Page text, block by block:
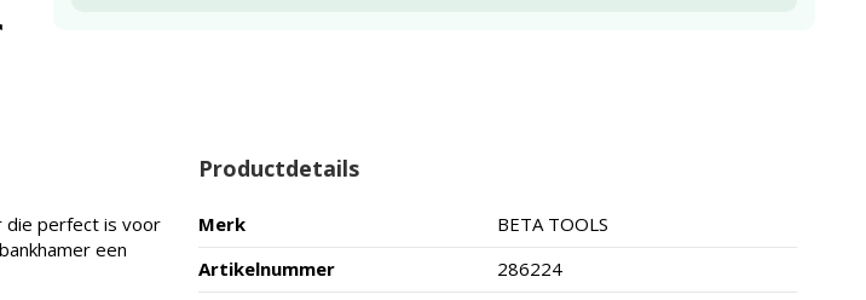
die perfect is voor
een
Productdetails
Merk
BETA TOOLS
Artikelnummer
286224